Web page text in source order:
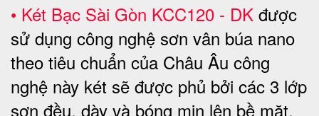
• Két Bạc Sài Gòn KCC120 - DK được
sử dụng công nghệ sơn vân búa nano
theo tiêu chuẩn của Châu Âu công
nghệ này két sẽ được phủ bởi các 3 lớp
sơn đều, dày và bóng mịn lên bề mặt,